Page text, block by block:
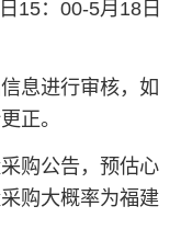
：00-5月18日
息进行审核，如
正。
购公告，预估心
购大概率为福建